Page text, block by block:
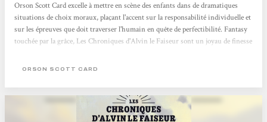
Orson Scott Card excelle à mettre en scène des enfants dans de dramatiques
situations de choix moraux, plaçant l'accent sur la responsabilité individuelle et
sur les épreuves que doit traverser l'humain en quête de perfectibilité. Fantasy
touchée par la grâce, Les Chroniques d'Alvin le Faiseur sont un joyau de finesse
ORSON SCOTT CARD